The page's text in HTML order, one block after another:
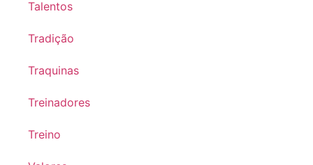
Talentos
Tradição
Traquinas
Treinadores
Treino